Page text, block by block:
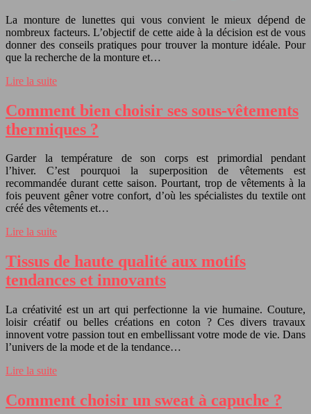
La monture de lunettes qui vous convient le mieux dépend de
nombreux facteurs. L’objectif de cette aide à la décision est de vous
donner des conseils pratiques pour trouver la monture idéale. Pour
que la recherche de la monture et…
Lire la suite
Comment bien choisir ses sous-vêtements
thermiques ?
Garder la température de son corps est primordial pendant
l’hiver. C’est pourquoi la superposition de vêtements est
recommandée durant cette saison. Pourtant, trop de vêtements à la
fois peuvent gêner votre confort, d’où les spécialistes du textile ont
créé des vêtements et…
Lire la suite
Tissus de haute qualité aux motifs
tendances et innovants
La créativité est un art qui perfectionne la vie humaine. Couture,
loisir créatif ou belles créations en coton ? Ces divers travaux
innovent votre passion tout en embellissant votre mode de vie. Dans
l’univers de la mode et de la tendance…
Lire la suite
Comment choisir un sweat à capuche ?